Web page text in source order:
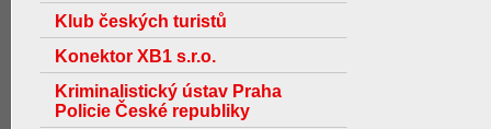
Klub českých turistů
Konektor XB1 s.r.o.
Kriminalistický ústav Praha
Policie České republiky